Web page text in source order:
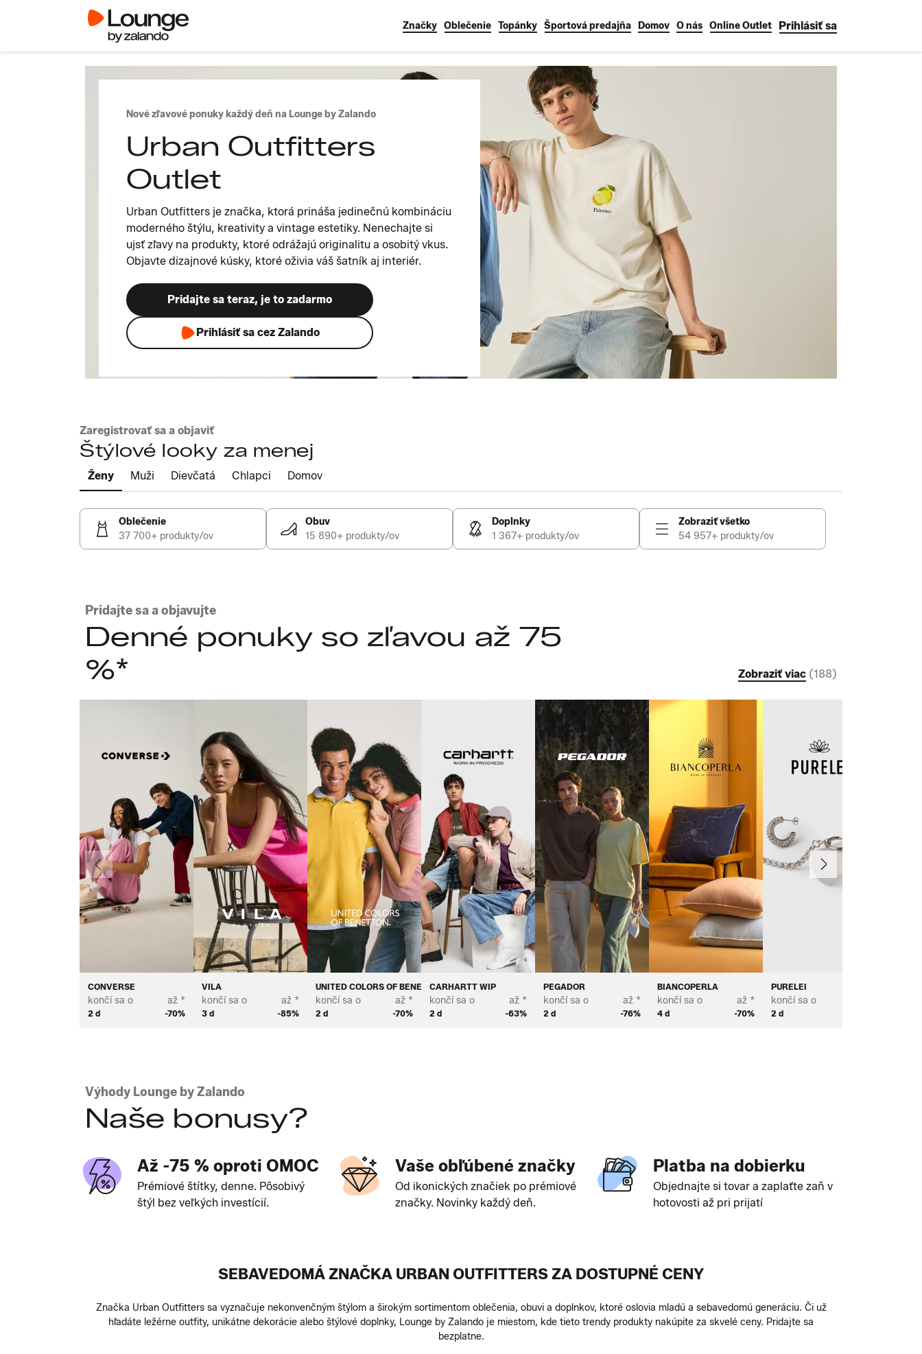
Značky Oblečenie Topánky Športová predajňa Domov O nás Online Outlet Prihlásiť sa
Nové zľavové ponuky každý deň na Lounge by Zalando
Urban Outfitters
Outlet
Urban Outfitters je značka, ktorá prináša jedinečnú kombináciu
moderného štýlu, kreativity a vintage estetiky. Nenechajte si
ujsť zľavy na produkty, ktoré odrážajú originalitu a osobitý vkus.
Objavte dizajnové kúsky , ktoré oživia váš šatník aj interiér.
Pridajte sa teraz, je to zadarmo
Prihlásiť sa cez Zalando
Zaregistrovať sa a objaviť
Štýlové looky za menej
Ženy Muži Dievčatá Chlapci Domov
Oblečenie
37 700+ produkty/ov
Obuv
15 890+ produkty/ov
Doplnky
1 367+ produkty/ov
Zobraziť všetko
54 957+ produkty/ov
Pridajte sa a objavujte
Denné ponuky so zľavou až 75
%*
Zobraziť viac (188)
CONVERSE
končí sa o
2 d
až *
-70%
VILA
končí sa o
3 d
až *
-85%
UNITED COLORS OF BENETTON
končí sa o
2 d
až *
-70%
CARHARTT WIP
končí sa o
2 d
až *
-63%
PEGADOR
končí sa o
2 d
až *
-76%
BIANCOPERLA
končí sa o
4 d
až *
-70%
PURELEI
končí sa o
2 d
Predchádzajúce Ďalej
Výhody Lounge by Zalando
Naše bonusy?
Až -75 % oproti OMOC
Prémiové štítky, denne. Pôsobivý
štýl bez veľkých investícií.
Vaše obľúbené značky
Od ikonických značiek po prémiové
značky. Novinky každý deň.
Platba na dobierku
Objednajte si tovar a zaplaťte zaň v
hotovosti až pri prijatí
SEBAVEDOMÁ ZNAČKA URBAN OUTFITTERS ZA DOSTUPNÉ CENY
Značka Urban Outfitters sa vyznačuje nekonvenčným štýlom a širokým sortimentom oblečenia, obuvi a doplnkov, ktoré oslovia mladú a sebavedomú generáciu. Či už
hľadáte ležérne outfity, unikátne dekorácie alebo štýlové doplnky, Lounge by Zalando je miestom, kde tieto trendy produkty nakúpite za skvelé ceny. Pridajte sa
bezplatne.